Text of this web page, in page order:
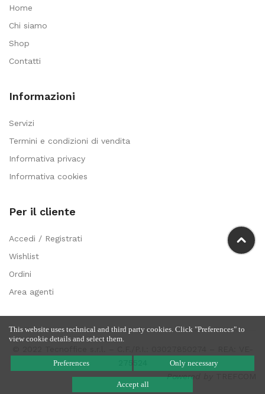
Home
Chi siamo
Shop
Contatti
Informazioni
Servizi
Termini e condizioni di vendita
Informativa privacy
Informativa cookies
Per il cliente
Accedi / Registrati
Wishlist
Ordini
Area agenti
Powered by
This website uses technical and third party cookies. Click "Preferences" to
view cookie details and select them.
Preferences Only necessary
Accept all